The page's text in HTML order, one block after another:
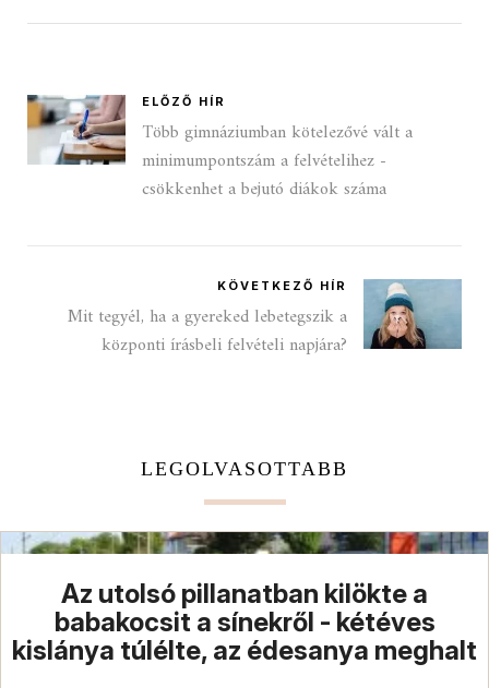
ELŐZŐ HÍR
Több gimnáziumban kötelezővé vált a
minimumpontszám a felvételihez -
csökkenhet a bejutó diákok száma
KÖVETKEZŐ HÍR
Mit tegyél, ha a gyereked lebetegszik a
központi írásbeli felvételi napjára?
LEGOLVASOTTABB
Az utolsó pillanatban kilökte a
babakocsit a sínekről - kétéves
kislánya túlélte, az édesanya meghalt